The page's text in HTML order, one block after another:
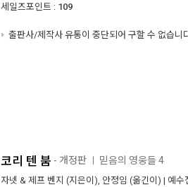
세일즈포인트 : 109
출판사/제작사 유통이 중단되어 구할 수 없습니
코리 텐 붐 - 개정판 믿음의 영웅들 4
자넷 & 제프 벤지 (지은이), 안정임 (옮긴이) | 예수